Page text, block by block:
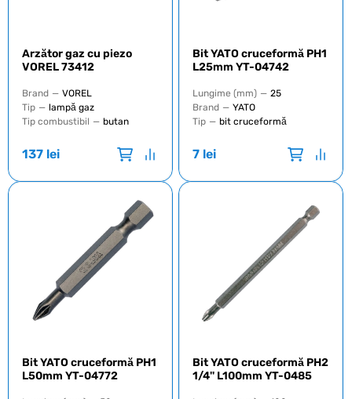
Arzător gaz cu piezo
VOREL 73412
Brand — VOREL
Tip — lampă gaz
Tip combustibil — butan
137 lei
Bit YATO cruceformă PH1
L25mm YT-04742
Lungime (mm) — 25
Brand — YATO
Tip — bit cruceformă
7 lei
Bit YATO cruceformă PH1
L50mm YT-04772
Bit YATO cruceformă PH2
1/4'' L100mm YT-0485